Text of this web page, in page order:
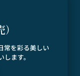
常を彩る美しい
ます。